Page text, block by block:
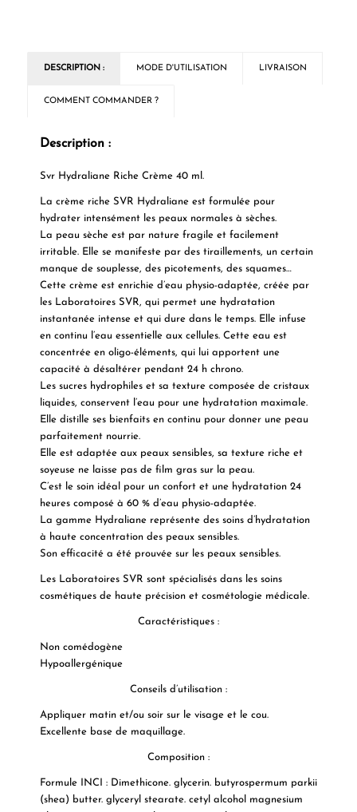
DESCRIPTION : MODE D'UTILISATION LIVRAISON
COMMENT COMMANDER ?
Description :
Svr Hydraliane Riche Crème 40 ml.
La crème riche SVR Hydralianeest formulée pour
hydrater intensémentles peaux normales à sèches.
La peau sèche est par nature fragile et facilement
irritable. Elle se manifeste par des tiraillements, un certain
manque de souplesse, des picotements, des squames…
Cette crème est enrichie d’eau physio-adaptée, créée par
les Laboratoires SVR, qui permet une hydratation
instantanée intense et qui dure dans le temps. Elleinfuse
en continu l’eau essentielle aux cellules. Cette eau est
concentrée en oligo-éléments, qui lui apportent une
capacité à désaltérer pendant 24 h chrono.
Les sucres hydrophiles et sa texture composée de cristaux
liquides, conservent l’eau pour une hydratation maximale.
Elle distille ses bienfaits en continu pour donnerune peau
parfaitement nourrie.
Elle est adaptée aux peaux sensibles, sa texture riche et
soyeuse ne laisse pas de film gras sur la peau.
C’est le soin idéal pour unconfort et une hydratation 24
heurescomposé à 60 % d’eau physio-adaptée.
La gamme Hydraliane représente des soins d’hydratation
à haute concentration des peaux sensibles.
Son efficacité a été prouvée sur les peaux sensibles.
Les Laboratoires SVR sont spécialisés dans les soins
cosmétiques de haute précision et cosmétologie médicale.
Caractéristiques:
Non comédogène
Hypoallergénique
Conseils d’utilisation :
Appliquer matin et/ou soir sur le visage et le cou.
Excellente base de maquillage.
Composition :
Formule INCI : Dimethicone. glycerin. butyrospermum parkii
(shea) butter. glyceryl stearate. cetyl alcohol magnesium